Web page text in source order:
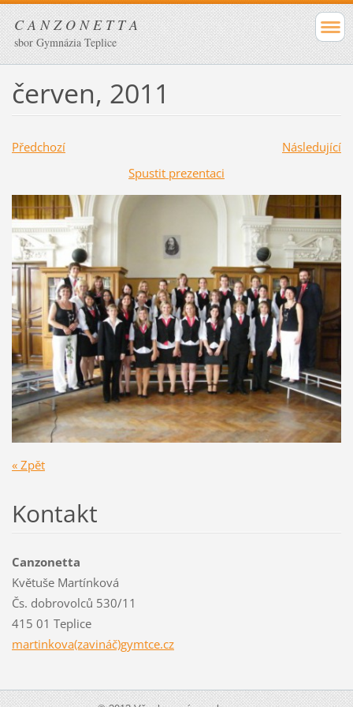
C A N Z O N E T T A
sbor Gymnázia Teplice
červen, 2011
Předchozí
Následující
Spustit prezentaci
« Zpět
Kontakt
Canzonetta
Květuše Martínková
Čs. dobrovolců 530/11
415 01 Teplice
martinkova(zavináč)gymtce.cz